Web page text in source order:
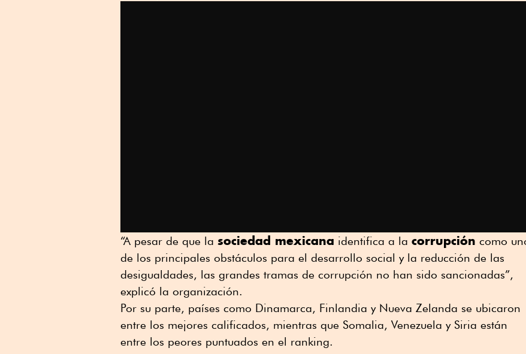
“A pesar de que la sociedad mexicana identifica a la corrupción como
de los principales obstáculos para el desarrollo social y la reducción de las
desigualdades, las grandes tramas de corrupción no han sido sancionadas”,
explicó la organización.
Por su parte, países como Dinamarca, Finlandia y Nueva Zelanda se ubicaron
entre los mejores calificados, mientras que Somalia, Venezuela y Siria están
entre los peores puntuados en el ranking.